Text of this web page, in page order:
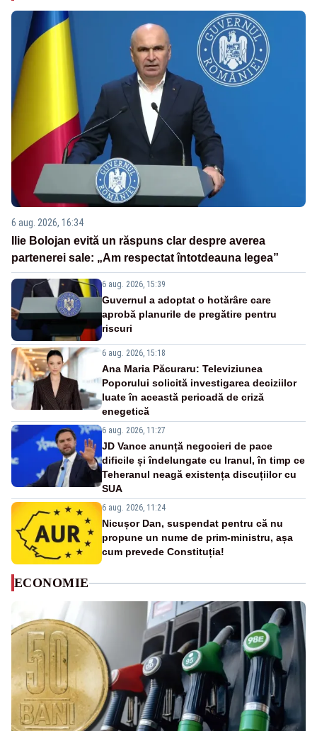
6 aug. 2026, 16:34
Ilie Bolojan evită un răspuns clar despre averea
partenerei sale: „Am respectat întotdeauna legea”
6 aug. 2026, 15:39
Guvernul a adoptat o hotărâre care
aprobă planurile de pregătire pentru
riscuri
6 aug. 2026, 15:18
Ana Maria Păcuraru: Televiziunea
Poporului solicită investigarea deciziilor
luate în această perioadă de criză
enegetică
6 aug. 2026, 11:27
JD Vance anunță negocieri de pace
dificile și îndelungate cu Iranul, în timp ce
Teheranul neagă existența discuțiilor cu
SUA
6 aug. 2026, 11:24
Nicușor Dan, suspendat pentru că nu
propune un nume de prim-ministru, așa
cum prevede Constituția!
ECONOMIE